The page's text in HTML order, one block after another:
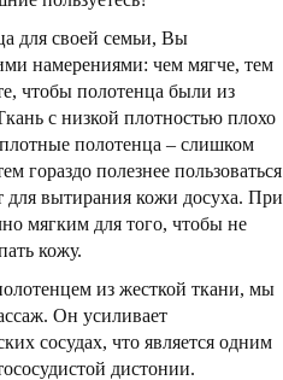
для своей семьи, Вы
намерениями: чем мягче, тем
чтобы полотенца были из
с низкой плотностью плохо
полотенца – слишком
гораздо полезнее пользоваться
вытирания кожи досуха. При
мягким для того, чтобы не
кожу.
из жесткой ткани, мы
Он усиливает
сосудах, что является одним
дистонии.